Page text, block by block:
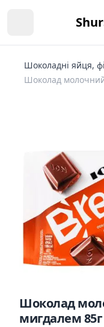
Шоколадні яйця,
Шоколад
Шоколад
мигдалем 85г